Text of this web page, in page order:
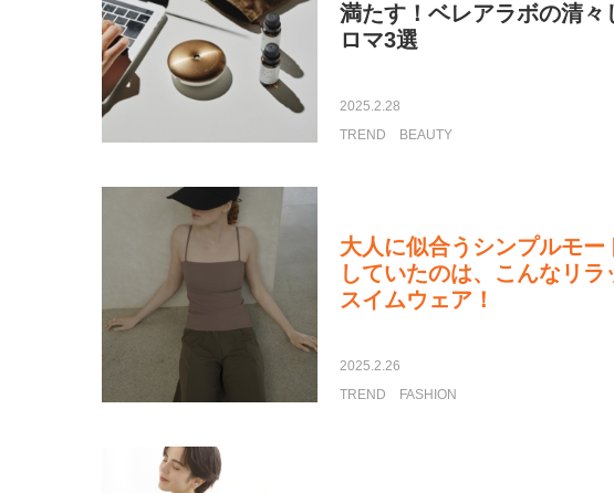
満たす！ベレアラボの清々
ロマ3選
2025.2.28
TREND
BEAUTY
大人に似合うシンプルモー
していたのは、こんなリラ
スイムウェア！
2025.2.26
TREND
FASHION